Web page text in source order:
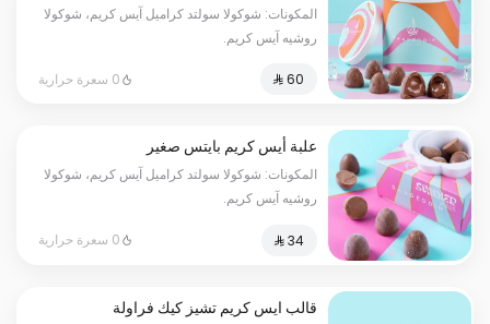
المكونات: شوكولا سولتد كراميل آيس كريم، شوكولا
روشيه آيس كريم.
0 سعرة حرارية
علبة أيس كريم بايتس صغير
المكونات: شوكولا سولتد كراميل آيس كريم، شوكولا
روشيه آيس كريم.
⁨⁦‪‬ 34⁩ 0 سعرة حرارية
قالب ايس كريم تشيز كيك فراولة